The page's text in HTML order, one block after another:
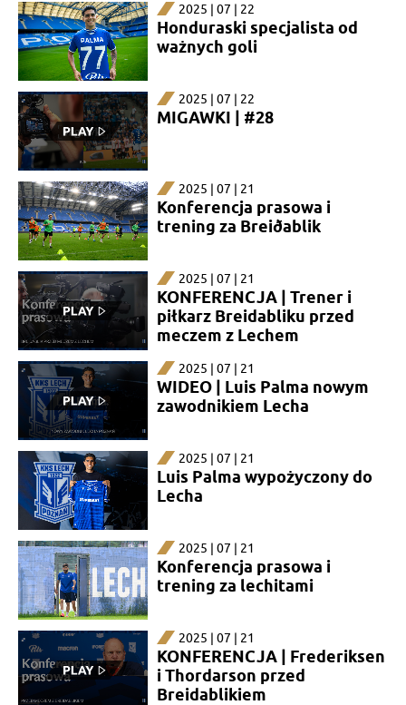
2025 | 07 | 22
Honduraski specjalista od
ważnych goli
2025 | 07 | 22
MIGAWKI | #28
2025 | 07 | 21
Konferencja prasowa i
trening za Breiðablik
2025 | 07 | 21
KONFERENCJA | Trener i
piłkarz Breidabliku przed
meczem z Lechem
2025 | 07 | 21
WIDEO | Luis Palma nowym
zawodnikiem Lecha
2025 | 07 | 21
Luis Palma wypożyczony do
Lecha
2025 | 07 | 21
Konferencja prasowa i
trening za lechitami
2025 | 07 | 21
KONFERENCJA | Frederiksen
i Thordarson przed
Breidablikiem